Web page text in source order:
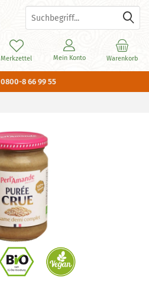
0800-8 66 99 55
Warenkorb
Merkzettel Mein Konto